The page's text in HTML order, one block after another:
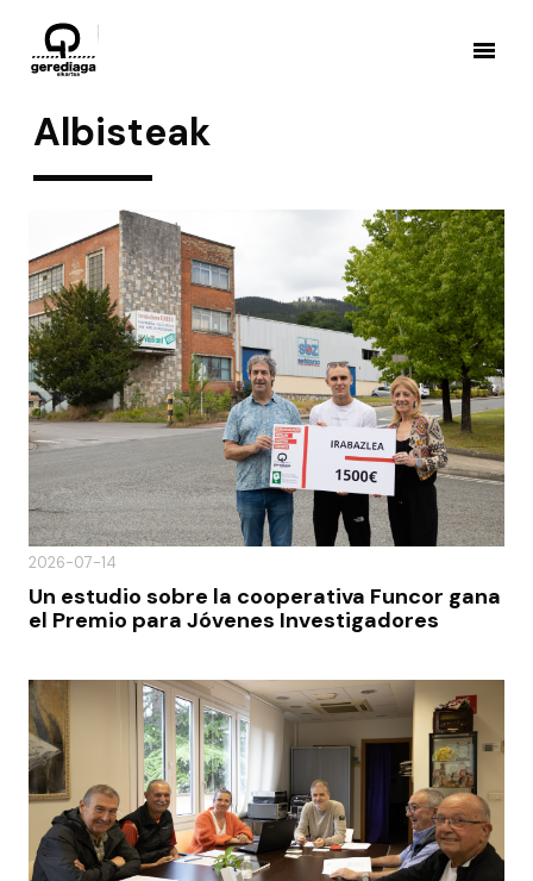
Albisteak
2026-07-14
Un estudio sobre la cooperativa Funcor gana
el Premio para Jóvenes Investigadores